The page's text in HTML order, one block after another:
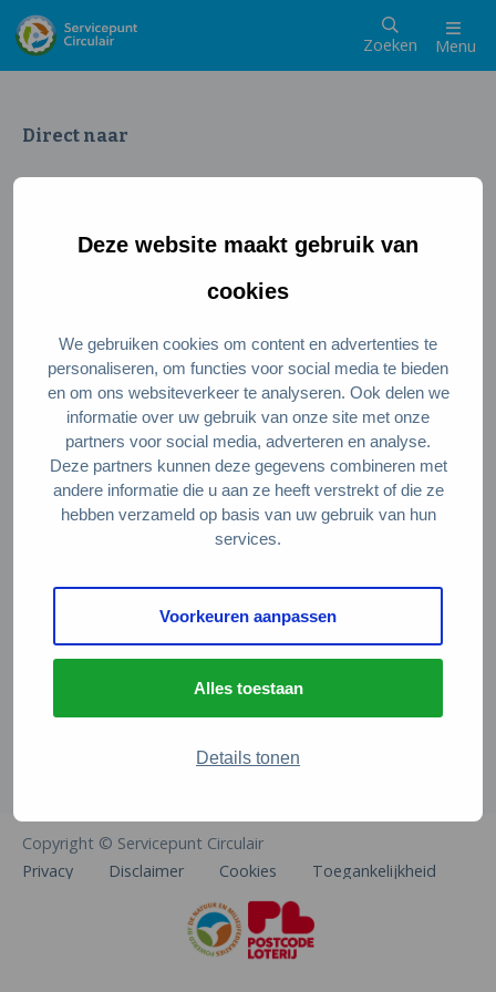
Deze website maakt gebruik van
cookies
We gebruiken cookies om content en advertenties te
personaliseren, om functies voor social media te bieden
en om ons websiteverkeer te analyseren. Ook delen we
informatie over uw gebruik van onze site met onze
partners voor social media, adverteren en analyse.
Deze partners kunnen deze gegevens combineren met
andere informatie die u aan ze heeft verstrekt of die ze
hebben verzameld op basis van uw gebruik van hun
services.
Voorkeuren aanpassen
Alles toestaan
Details tonen
Zoeken Menu
Direct naar
Wat is een circulaire samenleving
Meedoen als ondernemer
Circulaire producten en diensten
Wie zijn wij?
Over ons
Stel je vraag
Servicepunt Team
Veelgestelde vragen
De Natuur en Milieufederaties
Arthur van Schendelstraat 600
info@natuurenmilieufederaties.nl
Copyright © Servicepunt Circulair
Privacy
Disclaimer Cookies Toegankelijkheid